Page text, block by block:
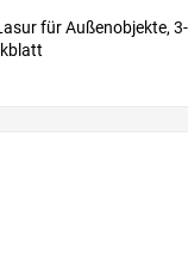
für Außenobjekte,